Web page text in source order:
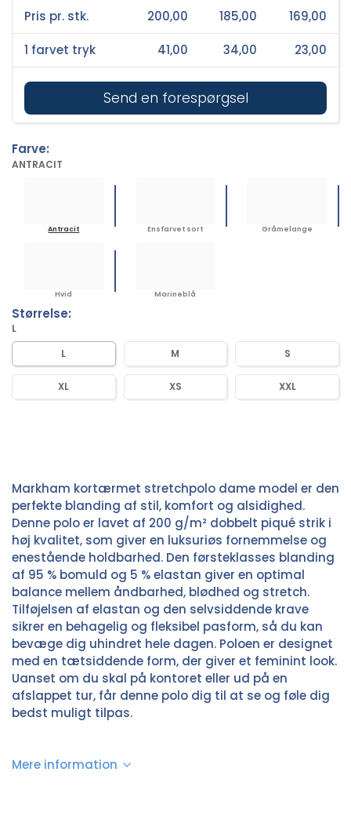
Send en forespørgsel
Pris pr. stk. 200,00 185,00 169,00
1 farvet tryk 41,00 34,00 23,00
Farve:
ANTRACIT
Antracit Ensfarvet sort Gråmelange
Hvid Marineblå
Størrelse:
L
L
M S
XL XS XXL
Markham kortærmet stretchpolo dame model er den
perfekte blanding af stil, komfort og alsidighed.
Denne polo er lavet af 200 g/m² dobbelt piqué strik i
høj kvalitet, som giver en luksuriøs fornemmelse og
enestående holdbarhed. Den førsteklasses blanding
af 95 % bomuld og 5 % elastan giver en optimal
balance mellem åndbarhed, blødhed og stretch.
Tilføjelsen af elastan og den selvsiddende krave
sikrer en behagelig og fleksibel pasform, så du kan
bevæge dig uhindret hele dagen. Poloen er designet
med en tætsiddende form, der giver et feminint look.
Uanset om du skal på kontoret eller ud på en
afslappet tur, får denne polo dig til at se og føle dig
bedst muligt tilpas.
Mere information